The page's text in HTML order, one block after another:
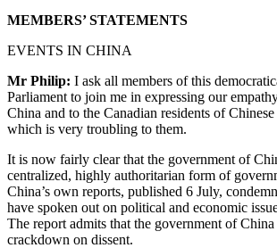
MEMBERS’ STATEMENTS
EVENTS IN CHINA
Mr Philip: I ask all members of this
Parliament to join me in expressing our
China and to the Canadian residents of
which is very troubling to them.
It is now fairly clear that the government of
centralized, highly authoritarian form of
China’s own reports, published 6 July,
have spoken out on political and economic
The report admits that the government of
crackdown on dissent.